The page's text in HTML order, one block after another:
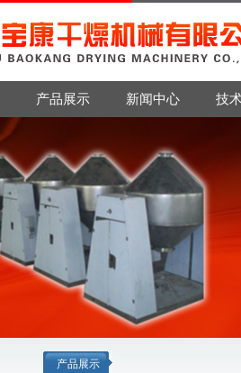
产品展示 新闻中心 技
产品展示